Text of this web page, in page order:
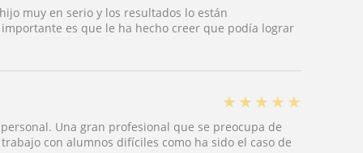
muy en serio y los resultados lo están
es que le ha hecho creer que podía lograr
★ ★ ★ ★ ★
Una gran profesional que se preocupa de
con alumnos difíciles como ha sido el caso de